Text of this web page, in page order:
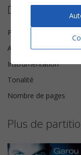
Détails de la
Paroles et Musique
Arrangeur
Instrumentation
Tonalité
Nombre de pages
Plus de